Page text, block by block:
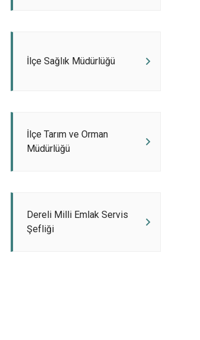
Şebinkarahisar
İlçe Sağlık Müdürlüğü
İlçe Tarım ve Orman
Müdürlüğü
Dereli Milli Emlak Servis
Şefliği